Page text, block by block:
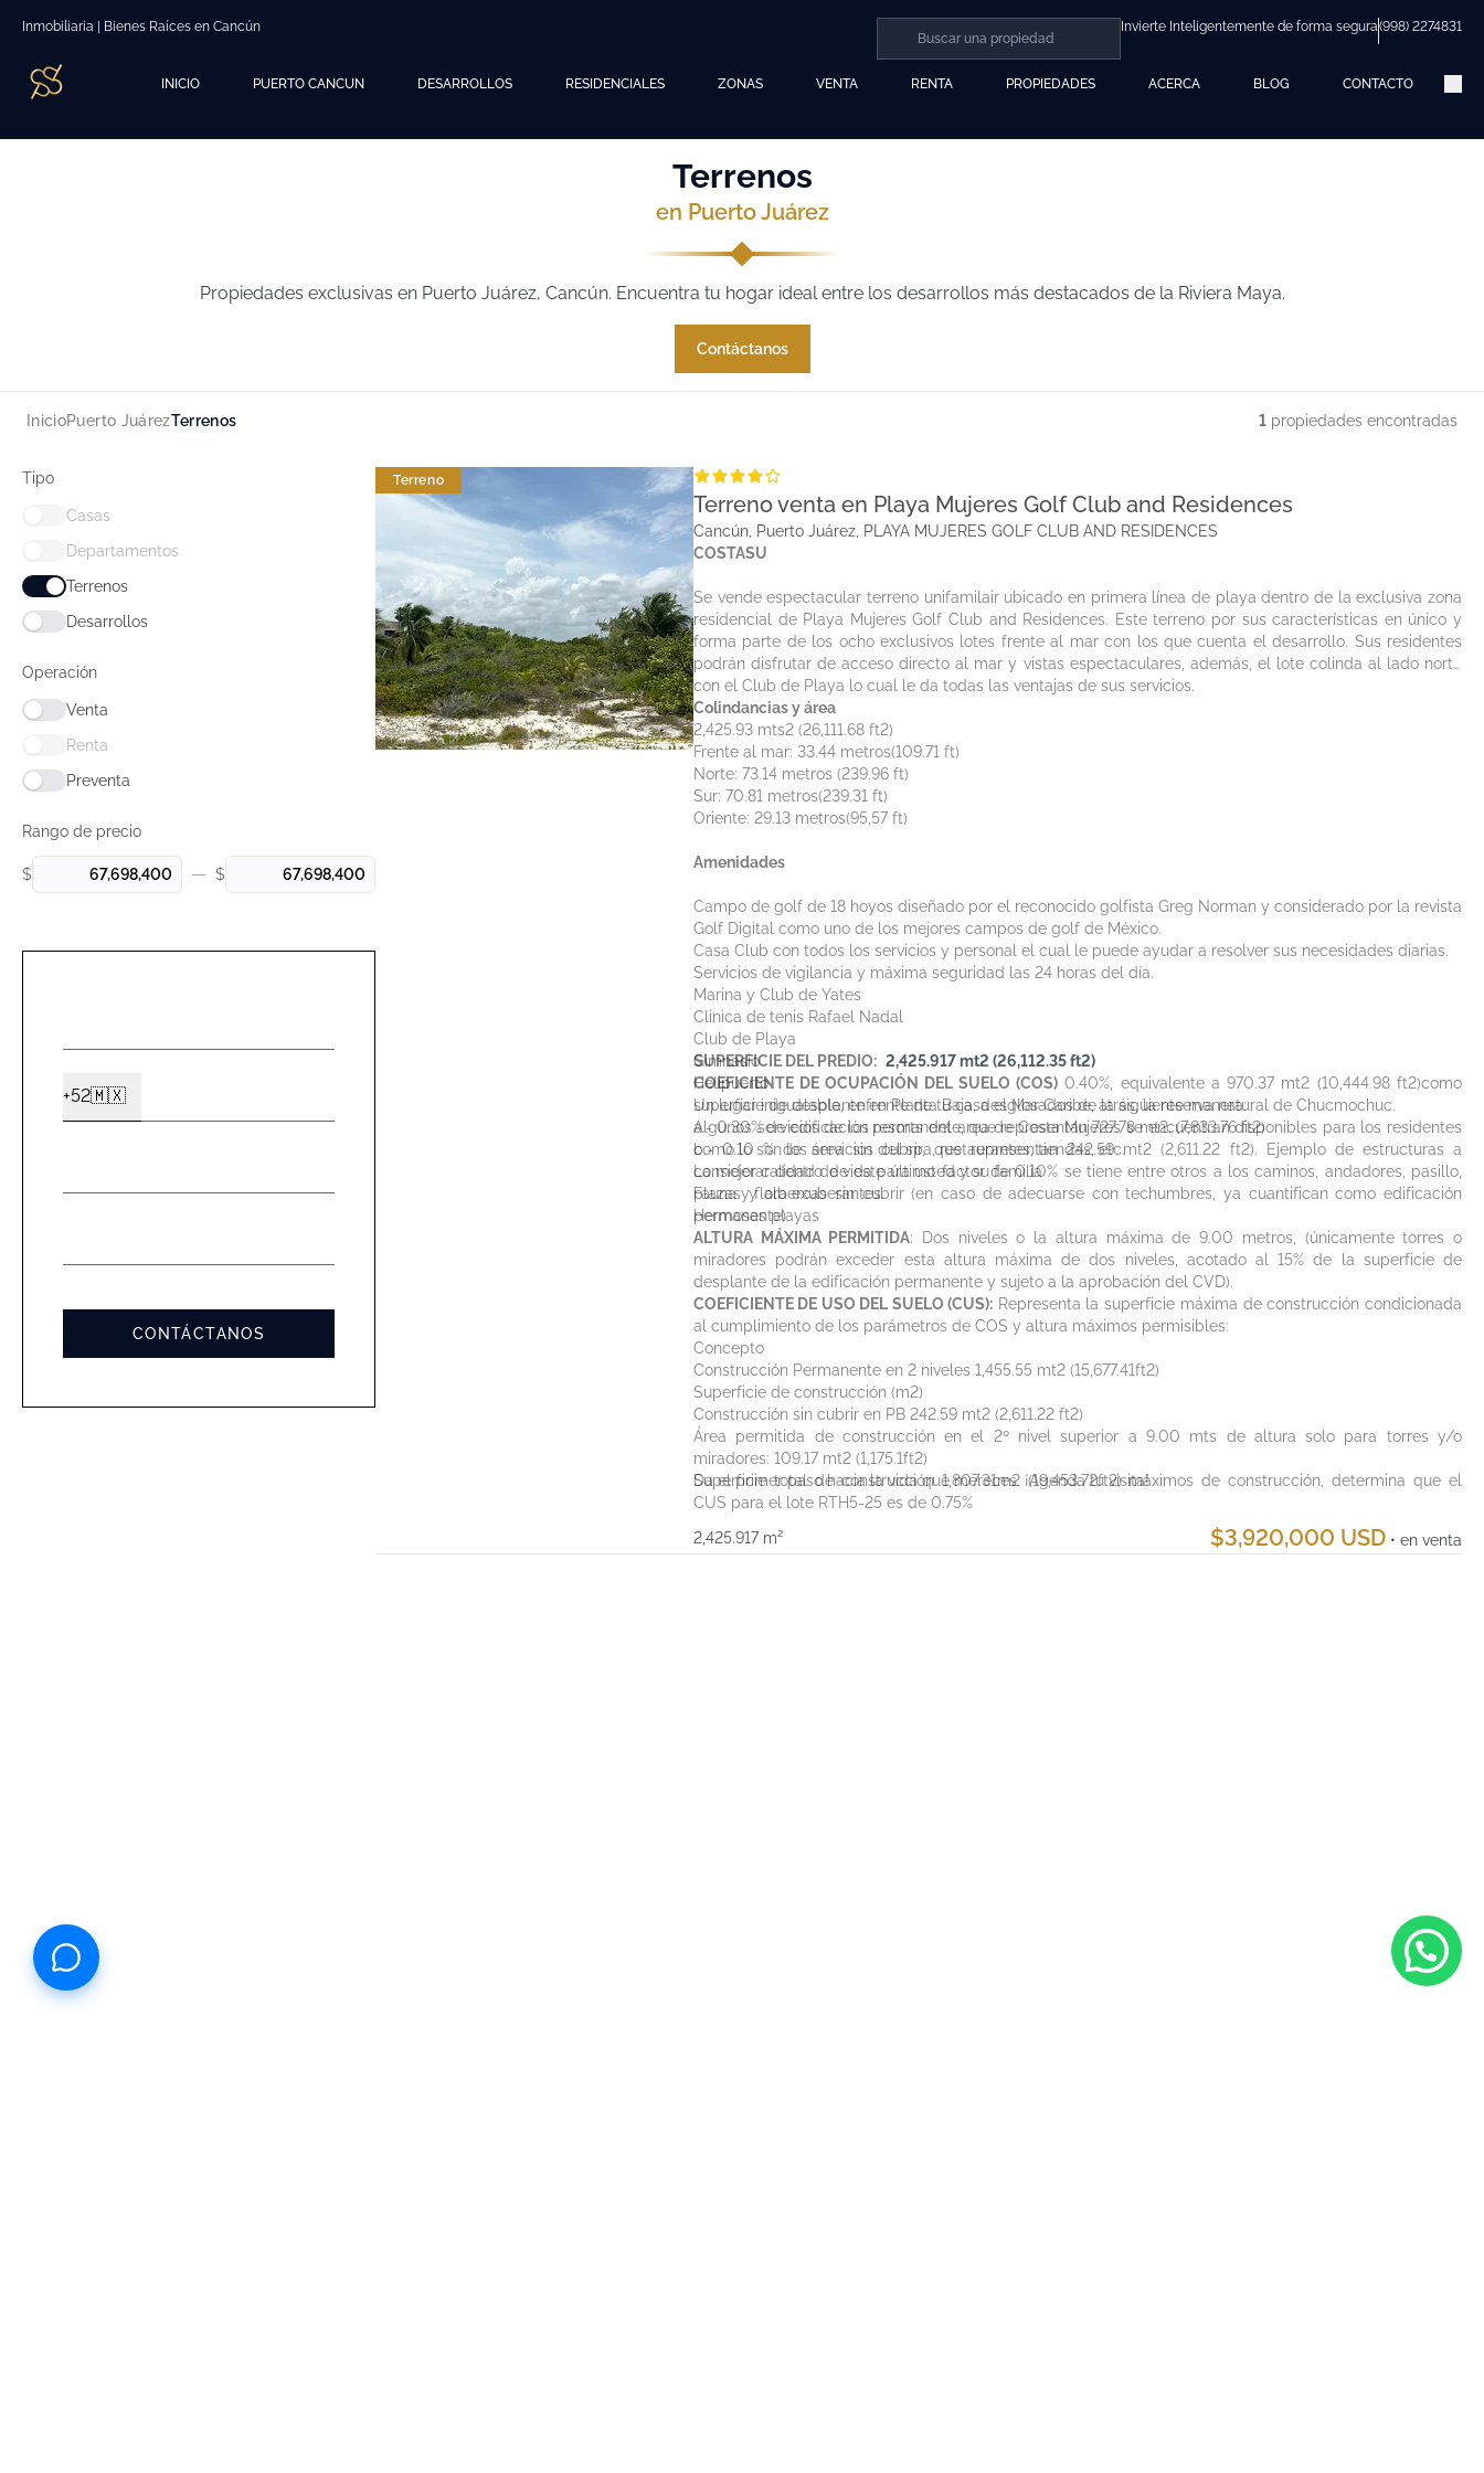
Inmobiliaria | Bienes Raíces en Cancún Invierte Inteligentemente de forma segura(998) 2274831
INICIO PUERTO CANCUN DESARROLLOS RESIDENCIALES ZONAS VENTA RENTA PROPIEDADES ACERCA BLOG CONTACTO
Terrenos
en Puerto Juárez
Propiedades exclusivas en Puerto Juárez, Cancún. Encuentra tu hogar ideal entre los desarrollos más destacados de la Riviera Maya.
Contáctanos
InicioPuerto JuárezTerrenos 1 propiedades encontradas
Tipo
Casas
Departamentos
Terrenos
Desarrollos
Operación
Venta
Renta
Preventa
Rango de precio
$ — $
Ext2
+52🇲🇽
CONTÁCTANOS
Terreno
Terreno venta en Playa Mujeres Golf Club and Residences
Cancún, Puerto Juárez, PLAYA MUJERES GOLF CLUB AND RESIDENCES
COSTASU
Se vende espectacular terreno unifamilair ubicado en primera línea de playa dentro de la exclusiva zona
residencial de Playa Mujeres Golf Club and Residences. Este terreno por sus características en único y
forma parte de los ocho exclusivos lotes frente al mar con los que cuenta el desarrollo. Sus residentes
podrán disfrutar de acceso directo al mar y vistas espectaculares, además, el lote colinda al lado norte
con el Club de Playa lo cual le da todas las ventajas de sus servicios.
Colindancias y área
2,425.93 mts2 (26,111.68 ft2)
Frente al mar: 33.44 metros(109.71 ft)
Norte: 73.14 metros (239.96 ft)
Sur: 70.81 metros(239.31 ft)
Oriente: 29.13 metros(95,57 ft)
Amenidades
Campo de golf de 18 hoyos diseñado por el reconocido golfista Greg Norman y considerado por la revista
Golf Digital como uno de los mejores campos de golf de México.
Casa Club con todos los servicios y personal el cual le puede ayudar a resolver sus necesidades diarias.
Servicios de vigilancia y máxima seguridad las 24 horas del día.
Marina y Club de Yates
Clinica de tenis Rafael Nadal
Club de Playa
Gimnasio
Helipuerto
Un lugar inigualable, enfrente de tu casa el Mar Caribe, atrás, la reserva natural de Chucmochuc.
Algunos servicios de los resorts del area de Costa Mujeres se encuentran disponibles para los residentes
como lo son los servicios del spa, restaurantes, tiendas, etc.
La mejor calidad de vida para usted y su familia
Fauna y flora exuberantes.
Hermosas playas
SUPERFICIE DEL PREDIO: 2,425.917 mt2 (26,112.35 ft2)
COEFICIENTE DE OCUPACIÓN DEL SUELO (COS) 0.40%, equivalente a 970.37 mt2 (10,444.98 ft2)como
superficie de desplante en Planta Baja, desglosados de la siguiente manera:
a.- 0.30% de edificación permanente, que representan 727.78 mt2. (7,833.76 ft2)
b.- 0.10 % de área sin cubrir, que representan 242.59 mt2 (2,611.22 ft2). Ejemplo de estructuras a
considerar dentro de este último factor de 0.10% se tiene entre otros a los caminos, andadores, pasillo,
plazas y albercas sin cubrir (en caso de adecuarse con techumbres, ya cuantifican como edificación
permanente)
ALTURA MÁXIMA PERMITIDA: Dos niveles o la altura máxima de 9.00 metros, (únicamente torres o
miradores podrán exceder esta altura máxima de dos niveles, acotado al 15% de la superficie de
desplante de la edificación permanente y sujeto a la aprobación del CVD).
COEFICIENTE DE USO DEL SUELO (CUS): Representa la superficie máxima de construcción condicionada
al cumplimiento de los parámetros de COS y altura máximos permisibles:
Concepto
​Construcción Permanente en 2 niveles 1,455.55 mt2 (15,677.41ft2)
Superficie de construcción (m2)
Construcción sin cubrir en PB 242.59 mt2 (2,611.22 ft2)
Área permitida de construcción en el 2º nivel superior a 9.00 mts de altura solo para torres y/o
miradores: 109.17 mt2 (1,175.1ft2)
​Superficie total de construcción 1,807.31m2 (19,453.72ft2) máximos de construcción, determina que el
CUS para el lote RTH5-25 es de 0.75%
Da el primer paso hacia la vida que mereces. ¡Agenda tu visita!
2,425.917 m² $3,920,000 USD • en venta